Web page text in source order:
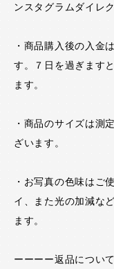
ンスタグラムダイレ
・商品購入後の入金
す。７日を過ぎます
ます。
・商品のサイズは測
ざいます。
・お写真の色味はご
イ、また光の加減な
ます。
ーーーー返品につい